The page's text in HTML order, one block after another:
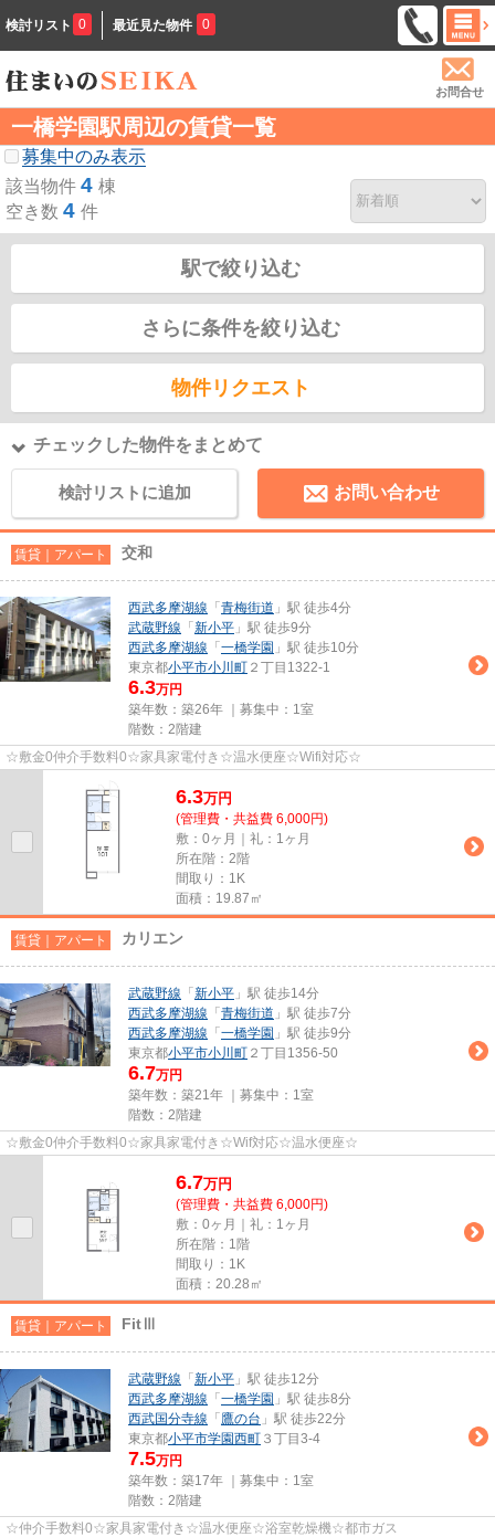
検討リスト 0 最近見た物件 0
お問合せ
一橋学園駅周辺の賃貸一覧
募集中のみ表示
該当物件 4 棟
空き数 4 件
駅で絞り込む
さらに条件を絞り込む
物件リクエスト
チェックした物件をまとめて
検討リストに追加 お問い合わせ
賃貸｜アパート 交和
西武多摩湖線 「 青梅街道 」駅 徒歩4分
武蔵野線 「 新小平 」駅 徒歩9分
西武多摩湖線 「 一橋学園 」駅 徒歩10分
東京都小平市小川町 ２丁目1322-1
6.3万円
築年数：築26年 ｜募集中： 1室
階数：2階建
☆敷金0仲介手数料0☆家具家電付き☆温水便座☆Wifi対応☆
6.3万円
(管理費・共益費 6,000円)
敷：0ヶ月｜礼：1ヶ月
所在階：2階
間取り：1K
面積：19.87㎡
賃貸｜アパート カリエン
武蔵野線 「 新小平 」駅 徒歩14分
西武多摩湖線 「 青梅街道 」駅 徒歩7分
西武多摩湖線 「 一橋学園 」駅 徒歩9分
東京都小平市小川町 ２丁目1356-50
6.7万円
築年数：築21年 ｜募集中： 1室
階数：2階建
☆敷金0仲介手数料0☆家具家電付き☆Wif対応☆温水便座☆
6.7万円
(管理費・共益費 6,000円)
敷：0ヶ月｜礼：1ヶ月
所在階：1階
間取り：1K
面積：20.28㎡
賃貸｜アパート FitⅢ
武蔵野線 「 新小平 」駅 徒歩12分
西武多摩湖線 「 一橋学園 」駅 徒歩8分
西武国分寺線 「 鷹の台 」駅 徒歩22分
東京都小平市学園西町 ３丁目3-4
7.5万円
築年数：築17年 ｜募集中： 1室
階数：2階建
☆仲介手数料0☆家具家電付き☆温水便座☆浴室乾燥機☆都市ガス